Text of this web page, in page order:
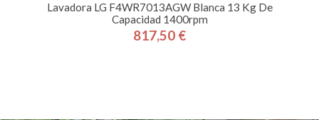
Lavadora LG F4WR7013AGW Blanca 13 Kg De
Capacidad 1400rpm
Precio
817,50 €